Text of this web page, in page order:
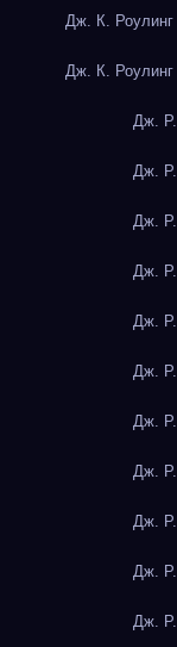
Дж. К.
Дж. К.
Дж.
Дж.
Дж.
Дж.
Дж.
Дж.
Дж.
Дж.
Дж.
Дж.
Дж.